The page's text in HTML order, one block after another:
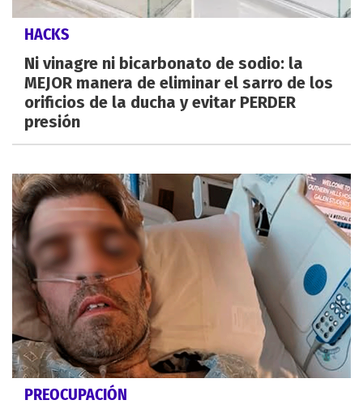
HACKS
Ni vinagre ni bicarbonato de sodio: la
MEJOR manera de eliminar el sarro de los
orificios de la ducha y evitar PERDER
presión
PREOCUPACIÓN